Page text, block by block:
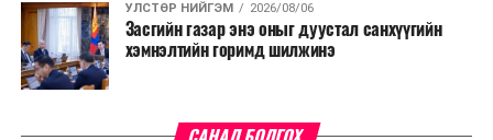
УЛСТӨР НИЙГЭМ 2026/08/06
Засгийн газар энэ оныг дуустал санхүүгийн
хэмнэлтийн горимд шилжинэ